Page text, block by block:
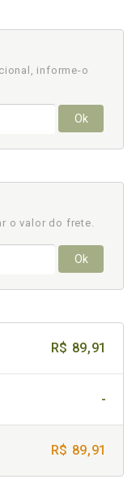
informe-o
Ok
o valor do frete.
Ok
R$ 89,91
-
R$ 89,91